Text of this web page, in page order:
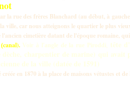
la rue des frères Blanchard (au début, à
ville, car nous atteignons le quartier le plus
cimetière datant de l'époque romaine,
(canal). Voir à l'angle de la rue Piroddi, tête
charpentier de marine) qui avait
de la ville (datée de 1591)
créée en 1870 à la place de maisons vétustes et